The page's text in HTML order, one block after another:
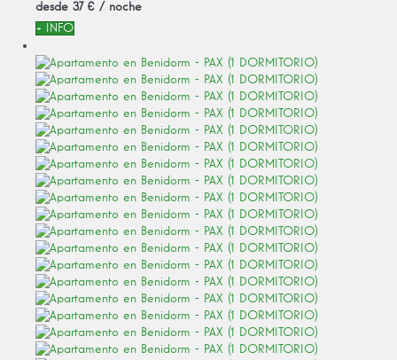
desde 37 € / noche
+ INFO